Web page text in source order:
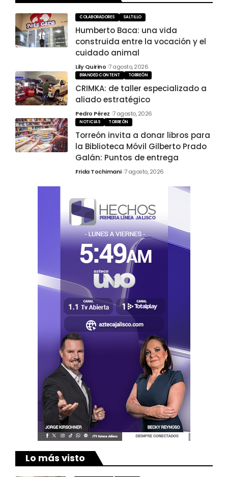
COLABORADORES SALTILLO
Humberto Baca: una vida
construida entre la vocación y el
cuidado animal
Lily Quirino 7 agosto, 2026
BRANDED CONTENT TORREÓN
CRIMKA: de taller especializado a
aliado estratégico
Pedro Pérez 7 agosto, 2026
NOTICIAS TORREÓN
Torreón invita a donar libros para
la Biblioteca Móvil Gilberto Prado
Galán: Puntos de entrega
Frida Tochimani 7 agosto, 2026
Lo más visto